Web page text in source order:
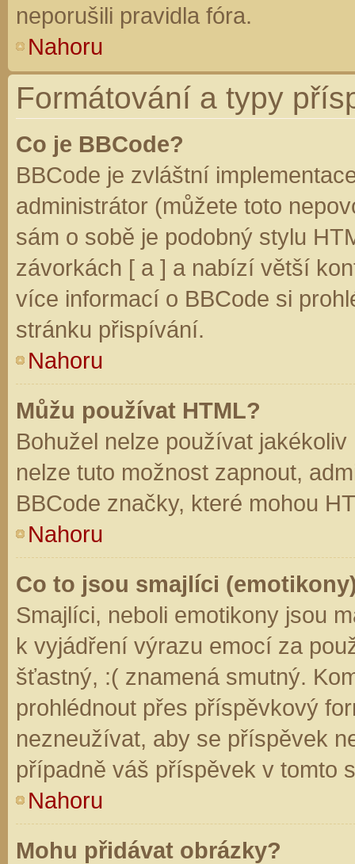
neporušili pravidla fóra.
Nahoru
Formátování a typy
Co je BBCode?
BBCode je zvláštní
administrátor (můžete toto
sám o sobě je podobný stylu
závorkách [ a ] a nabízí větší
více informací o BBCode si
stránku přispívání.
Nahoru
Můžu používat HTML?
Bohužel nelze používat
nelze tuto možnost zapnout,
BBCode značky, které mohou
Nahoru
Co to jsou smajlíci
Smajlíci, neboli emotikony jsou
k vyjádření výrazu emocí za
šťastný, :( znamená smutný.
prohlédnout přes příspěvkový
nezneužívat, aby se příspěvek
případně váš příspěvek v tomto
Nahoru
Mohu přidávat obrázky?